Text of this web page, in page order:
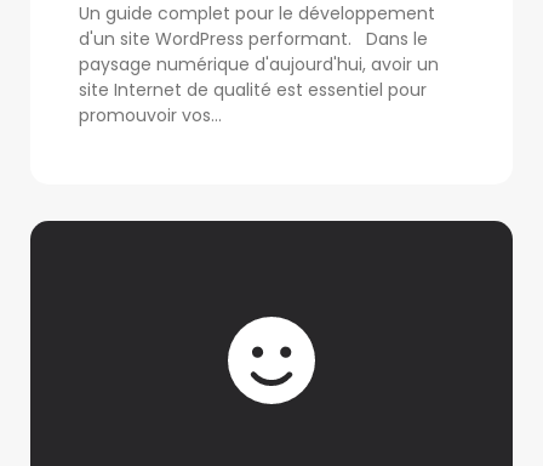
Un guide complet pour le développement
d'un site WordPress performant. Dans le
paysage numérique d'aujourd'hui, avoir un
site Internet de qualité est essentiel pour
promouvoir vos...